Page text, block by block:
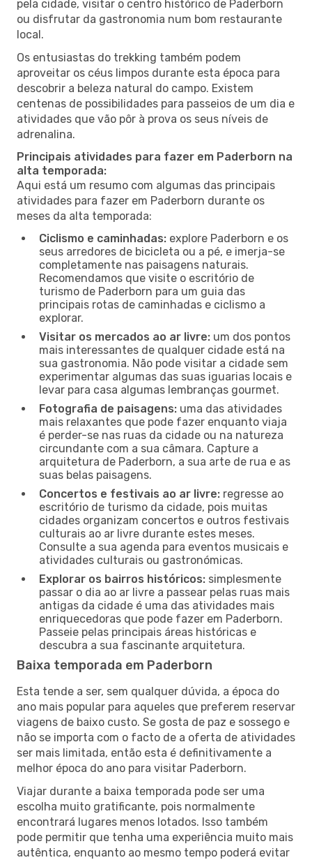
pela cidade, visitar o centro histórico de Paderborn
ou disfrutar da gastronomia num bom restaurante
local.
Os entusiastas do trekking também podem
aproveitar os céus limpos durante esta época para
descobrir a beleza natural do campo. Existem
centenas de possibilidades para passeios de um dia e
atividades que vão pôr à prova os seus níveis de
adrenalina.
Principais atividades para fazer em Paderborn na
alta temporada:
Aqui está um resumo com algumas das principais
atividades para fazer em Paderborn durante os
meses da alta temporada:
Ciclismo e caminhadas: explore Paderborn e os
seus arredores de bicicleta ou a pé, e imerja-se
completamente nas paisagens naturais.
Recomendamos que visite o escritório de
turismo de Paderborn para um guia das
principais rotas de caminhadas e ciclismo a
explorar.
Visitar os mercados ao ar livre: um dos pontos
mais interessantes de qualquer cidade está na
sua gastronomia. Não pode visitar a cidade sem
experimentar algumas das suas iguarias locais e
levar para casa algumas lembranças gourmet.
Fotografia de paisagens: uma das atividades
mais relaxantes que pode fazer enquanto viaja
é perder-se nas ruas da cidade ou na natureza
circundante com a sua câmara. Capture a
arquitetura de Paderborn, a sua arte de rua e as
suas belas paisagens.
Concertos e festivais ao ar livre: regresse ao
escritório de turismo da cidade, pois muitas
cidades organizam concertos e outros festivais
culturais ao ar livre durante estes meses.
Consulte a sua agenda para eventos musicais e
atividades culturais ou gastronómicas.
Explorar os bairros históricos: simplesmente
passar o dia ao ar livre a passear pelas ruas mais
antigas da cidade é uma das atividades mais
enriquecedoras que pode fazer em Paderborn.
Passeie pelas principais áreas históricas e
descubra a sua fascinante arquitetura.
Baixa temporada em Paderborn
Esta tende a ser, sem qualquer dúvida, a época do
ano mais popular para aqueles que preferem reservar
viagens de baixo custo. Se gosta de paz e sossego e
não se importa com o facto de a oferta de atividades
ser mais limitada, então esta é definitivamente a
melhor época do ano para visitar Paderborn.
Viajar durante a baixa temporada pode ser uma
escolha muito gratificante, pois normalmente
encontrará lugares menos lotados. Isso também
pode permitir que tenha uma experiência muito mais
autêntica, enquanto ao mesmo tempo poderá evitar